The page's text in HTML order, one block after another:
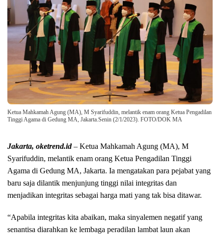
Ketua Mahkamah Agung (MA), M Syarifuddin, melantik enam orang Ketua Pengadilan
Tinggi Agama di Gedung MA, Jakarta.Senin (2/1/2023). FOTO/DOK MA
Jakarta, oketrend.id– Ketua Mahkamah Agung (MA), M
Syarifuddin, melantik enam orang Ketua Pengadilan Tinggi
Agama di Gedung MA, Jakarta. Ia mengatakan para pejabat yang
baru saja dilantik menjunjung tinggi nilai integritas dan
menjadikan integritas sebagai harga mati yang tak bisa ditawar.
“Apabila integritas kita abaikan, maka sinyalemen negatif yang
senantisa diarahkan ke lembaga peradilan lambat laun akan